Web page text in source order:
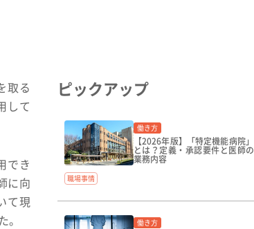
取る
して
でき
に向
て現
。
ピックアップ
働き方
【2026年版】「特定機能病院」
とは？定義・承認要件と医師の
業務内容
職場事情
働き方